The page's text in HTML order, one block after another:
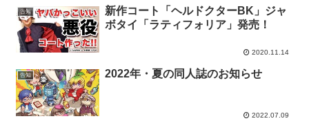
告知
新作コート「ヘルドクターBK」ジャ
ボタイ「ラティフォリア」発売！
2020.11.14
告知 2022年・夏の同人誌のお知らせ
2022.07.09